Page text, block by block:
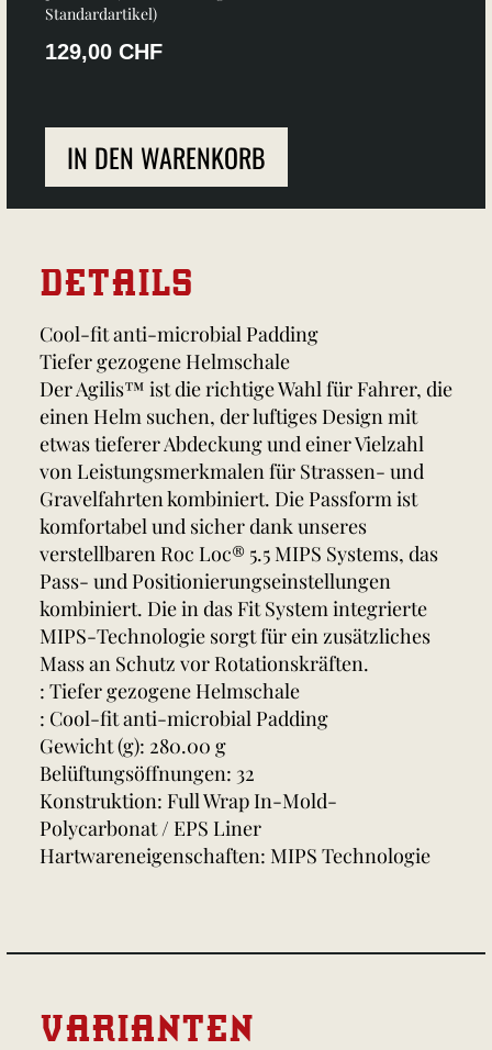
Standardartikel)
129,00 CHF
IN DEN WARENKORB
DETAILS
Cool-fit anti-microbial Padding
Tiefer gezogene Helmschale
Der Agilis™ ist die richtige Wahl für Fahrer, die
einen Helm suchen, der luftiges Design mit
etwas tieferer Abdeckung und einer Vielzahl
von Leistungsmerkmalen für Strassen- und
Gravelfahrten kombiniert. Die Passform ist
komfortabel und sicher dank unseres
verstellbaren Roc Loc® 5.5 MIPS Systems, das
Pass- und Positionierungseinstellungen
kombiniert. Die in das Fit System integrierte
MIPS-Technologie sorgt für ein zusätzliches
Mass an Schutz vor Rotationskräften.
: Tiefer gezogene Helmschale
: Cool-fit anti-microbial Padding
Gewicht (g): 280.00 g
Belüftungsöffnungen: 32
Konstruktion: Full Wrap In-Mold-
Polycarbonat / EPS Liner
Hartwareneigenschaften: MIPS Technologie
VARIANTEN